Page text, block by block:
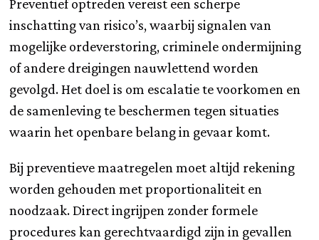
Preventief optreden vereist een scherpe
inschatting van risico’s, waarbij signalen van
mogelijke ordeverstoring, criminele ondermijning
of andere dreigingen nauwlettend worden
gevolgd. Het doel is om escalatie te voorkomen en
de samenleving te beschermen tegen situaties
waarin het openbare belang in gevaar komt.
Bij preventieve maatregelen moet altijd rekening
worden gehouden met proportionaliteit en
noodzaak. Direct ingrijpen zonder formele
procedures kan gerechtvaardigd zijn in gevallen